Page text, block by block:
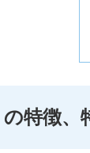
の特徴、